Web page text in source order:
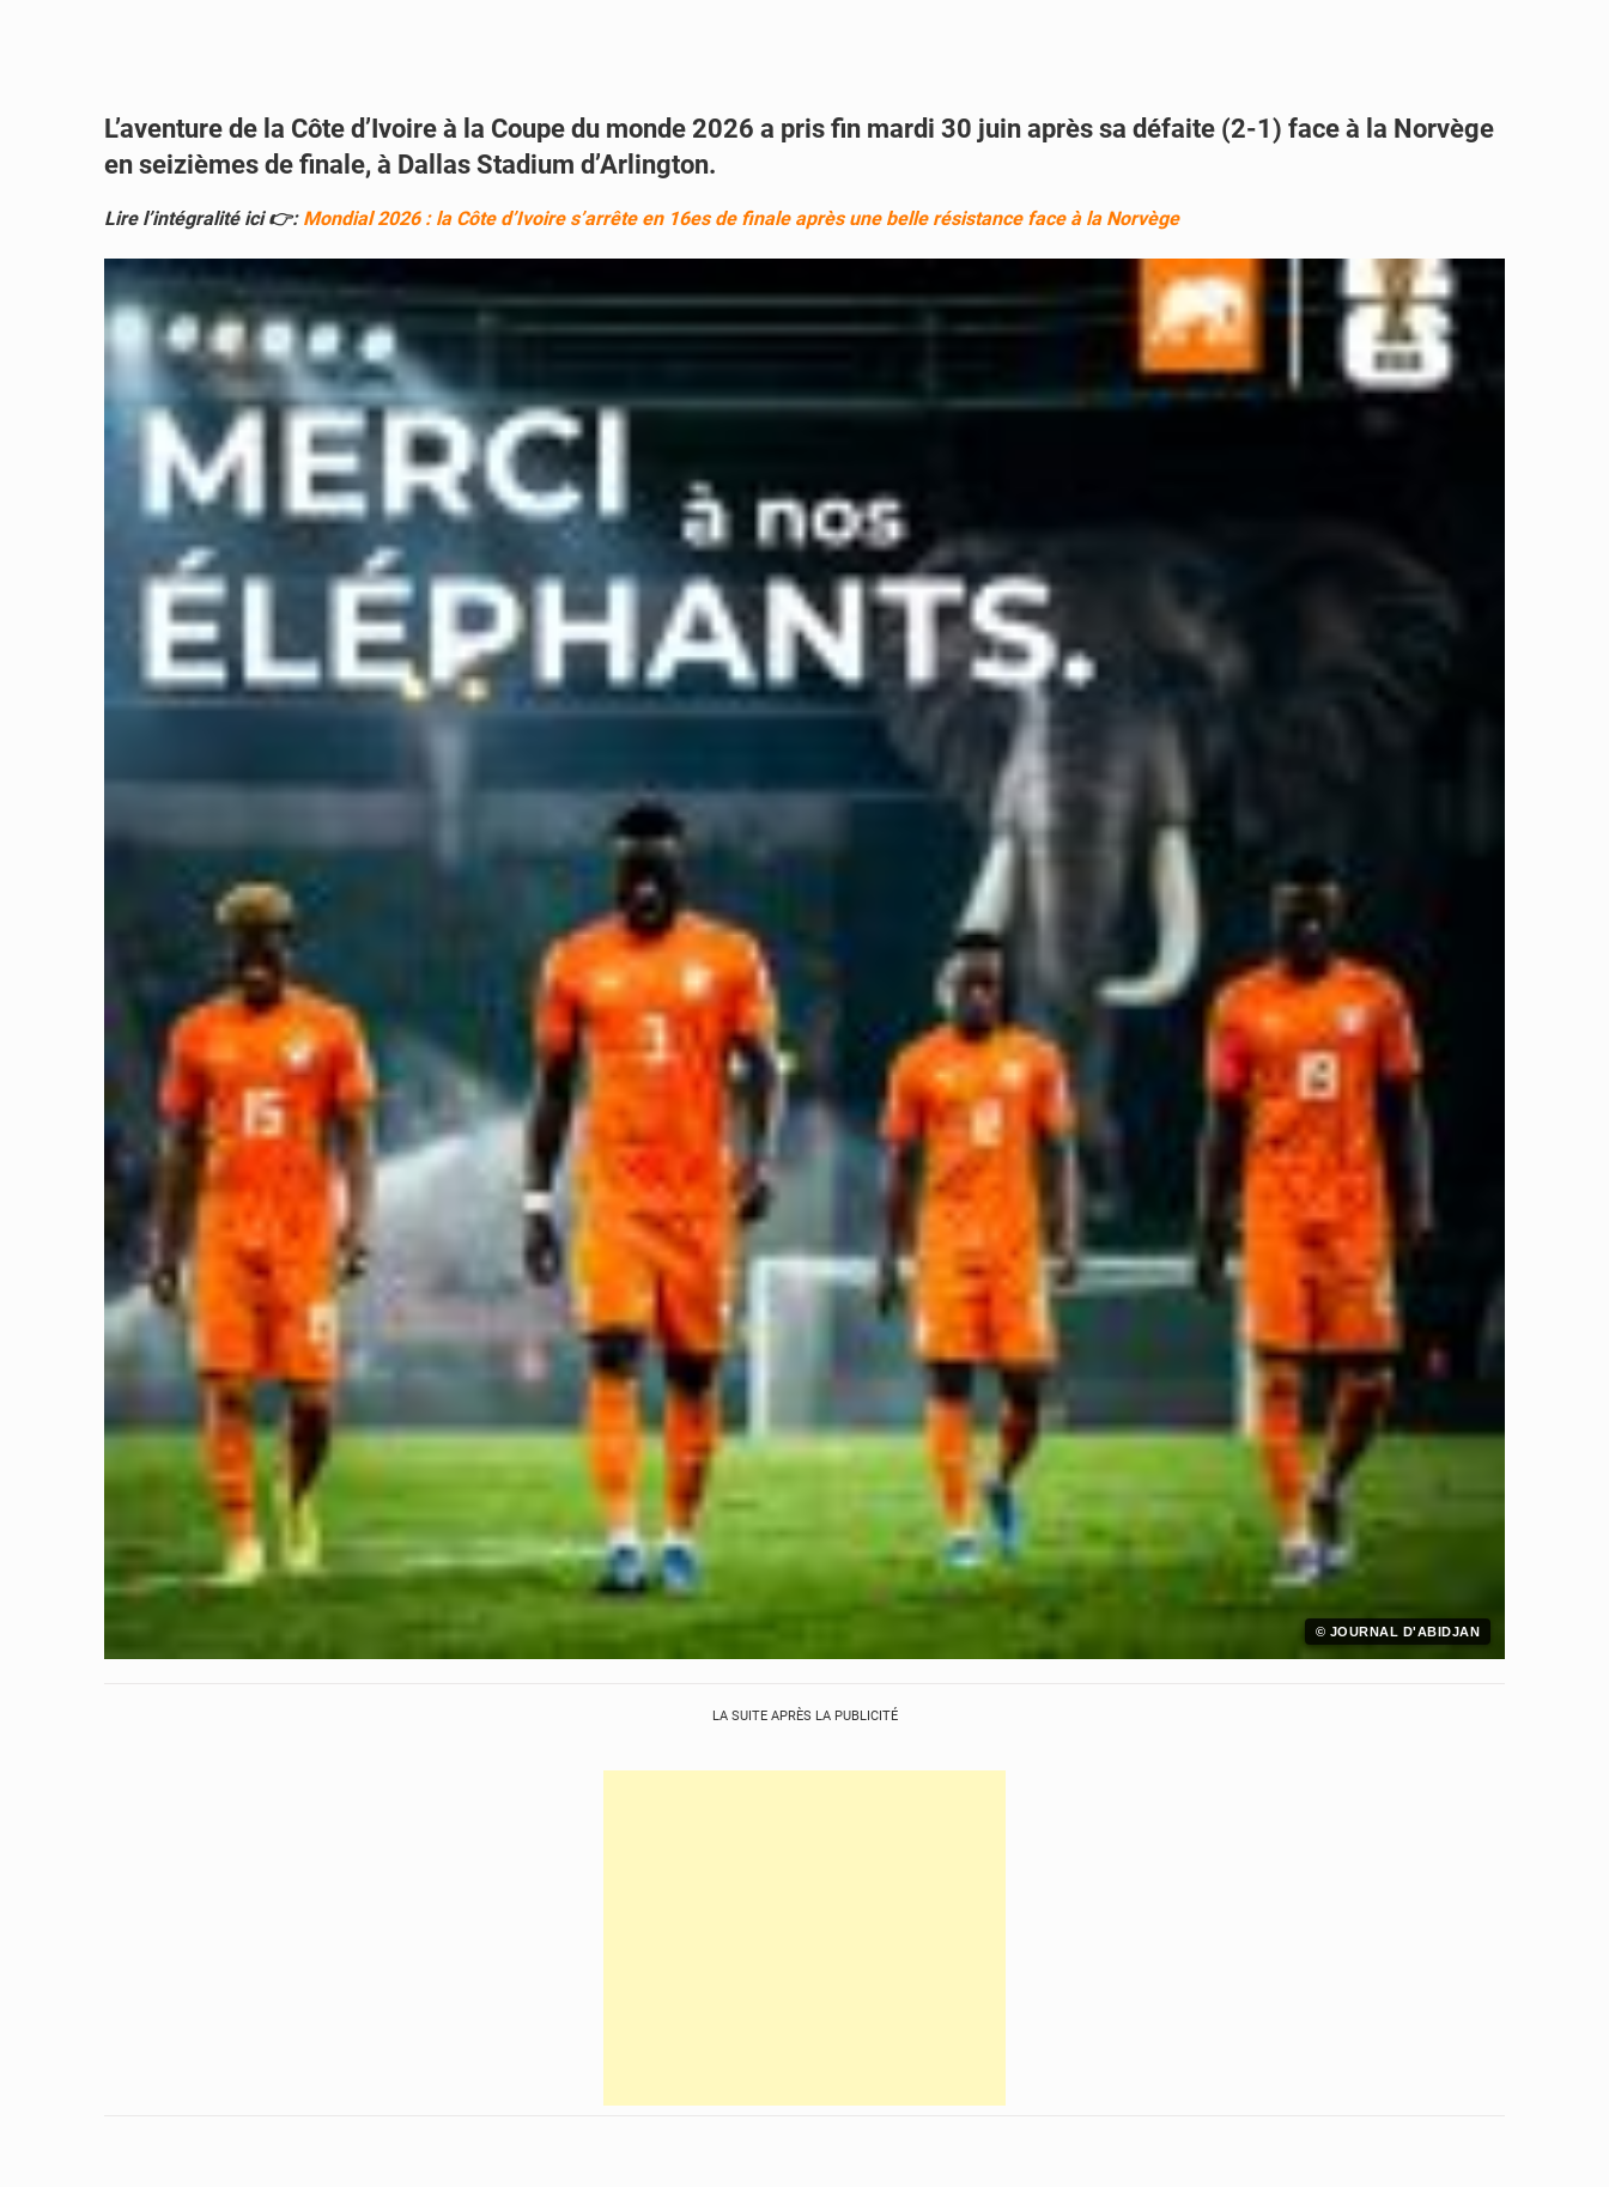
L’aventure de la Côte d’Ivoire à la Coupe du monde 2026 a pris fin mardi 30 juin après sa défaite (2-1) face à la Norvège
en seizièmes de finale, à Dallas Stadium d’Arlington.
Lire l’intégralité ici 👉: Mondial 2026 : la Côte d’Ivoire s’arrête en 16es de finale après une belle résistance face à la Norvège
© JOURNAL D'ABIDJAN
LA SUITE APRÈS LA PUBLICITÉ